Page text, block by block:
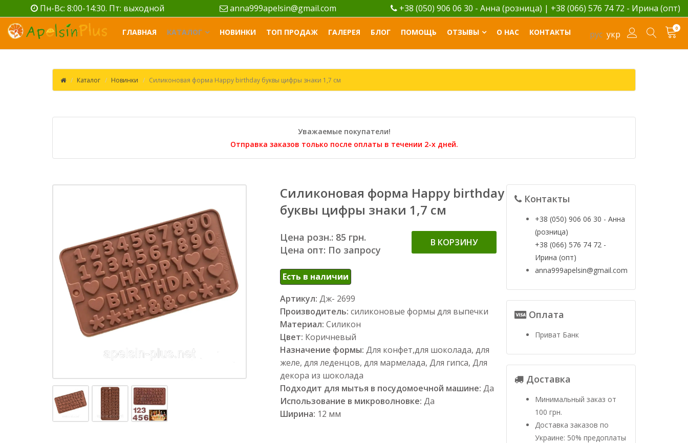
Пн-Вс: 8:00-14:30. Пт: выходной anna999apelsin@gmail.com +38 (050) 906 06 30 - Анна (розница) | +38 (066) 576 74 72 - Ирина (опт)
рус укр
0
ГЛАВНАЯ КАТАЛОГ НОВИНКИ ТОП ПРОДАЖ ГАЛЕРЕЯ БЛОГ ПОМОЩЬ ОТЗЫВЫ О НАС КОНТАКТЫ
Каталог Новинки Силиконовая форма Нappy birthday буквы цифры знаки 1,7 см
Уважаемые покупатели!
Отправка заказов только после оплаты в течении 2-х дней.
Силиконовая форма Нappy birthday
буквы цифры знаки 1,7 см
Цена розн.: 85 грн.
Цена опт: По запросу
В КОРЗИНУ
Есть в наличии
Артикул: Дж- 2699
Производитель: силиконовые формы для выпечки
Материал: Силикон
Цвет: Коричневый
Назначение формы: Для конфет,для шоколада, для
желе, для леденцов, для мармелада, Для гипса, Для
декора из шоколада
Подходит для мытья в посудомоечной машине: Да
Использование в микроволновке: Да
Ширина: 12 мм
Контакты
+38 (050) 906 06 30 - Анна
(розница)
+38 (066) 576 74 72 -
Ирина (опт)
anna999apelsin@gmail.com
Оплата
Приват Банк
Доставка
Минимальный заказ от
100 грн.
Доставка заказов по
Украине: 50% предоплаты